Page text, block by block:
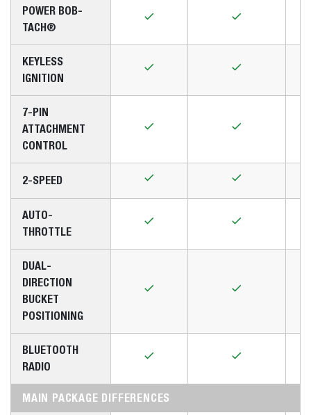
POWER BOB-
TACH®
KEYLESS
IGNITION
7-PIN
ATTACHMENT
CONTROL
2-SPEED
AUTO-
THROTTLE
DUAL-
DIRECTION
BUCKET
POSITIONING
BLUETOOTH
RADIO
MAIN PACKAGE DIFFERENCES